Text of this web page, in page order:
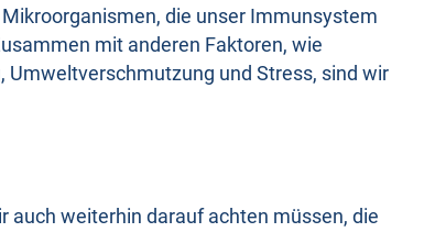
die unser Immunsystem
mit anderen Faktoren, wie
Umweltverschmutzung und Stress, sind wir
auch weiterhin darauf achten müssen, die